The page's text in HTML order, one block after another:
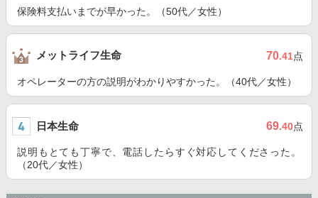
保険料支払いまでが早かった。（50代／女性）
メットライフ生命 70.41点
オペレーターの方の説明がわかりやすかった。（40代／女性）
日本生命 69.40点
説明もとても丁寧で、電話したらすぐ対応してくださった。
（20代／女性）